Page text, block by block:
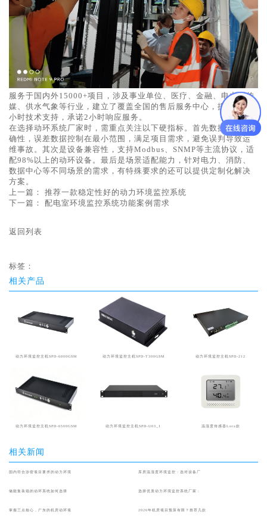
服务于国内外15000+项目，涉及事业单位、医疗、金融、电力、传
媒、供水气象等行业，建立了覆盖全国的售后服务中心，提供7×24
小时技术支持，承诺2小时响应服务。
在选择动环系统厂家时，需重点关注以下硬指标。首先数据采集准
确性，误差数据控制在最小范围，满足项目需求，避免误判导致运
维事故。其次是设备兼容性，支持Modbus、SNMP等主流协议，适
配98%以上的动环设备。最后是场景适配能力，针对电力、消防、
数据中心等不同场景的需求，有特殊要求的还可以提供定制化解决
方案。
上一篇： 推荐一款稳定性好的动力环境监控系统
下一篇： 配电室环境监控系统功能案例需求
返回列表
标签：
相关产品
动力环境监控主机SPD-6000GSM 动力环境监控主机SPD-T300GSM 动力环境监控主机SPD-212
动力环境监控主机SPD-6500GSM 动力环境监控主机SPD-U03_1 温湿度传感器Lora款
相关新闻
国内符合涉密项目要求的动力环境 库房温湿度环境监控：选对设备厂
储能集装箱的动环系统如何选择 选择优质动力环境监控系统厂家：
掌握三点核心，广东的机房动环项 2026年机房项目预算有限？推荐几款